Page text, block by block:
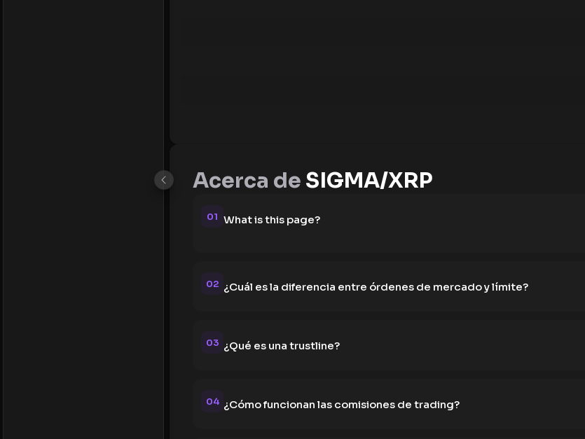
Acerca de SIGMA/XRP
01 What is this page?
02 ¿Cuál es la diferencia entre órdenes de mercado y límite?
03 ¿Qué es una trustline?
04 ¿Cómo funcionan las comisiones de trading?